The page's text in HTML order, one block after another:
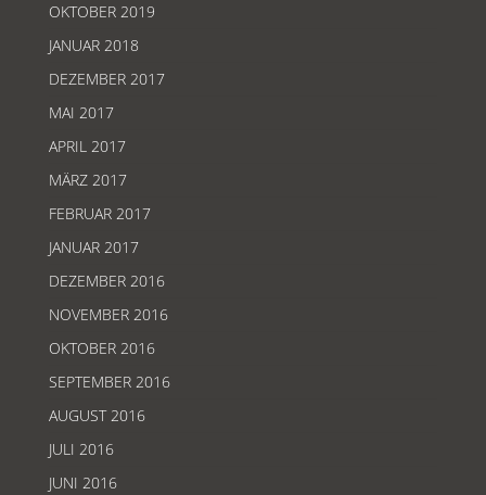
OKTOBER 2019
JANUAR 2018
DEZEMBER 2017
MAI 2017
APRIL 2017
MÄRZ 2017
FEBRUAR 2017
JANUAR 2017
DEZEMBER 2016
NOVEMBER 2016
OKTOBER 2016
SEPTEMBER 2016
AUGUST 2016
JULI 2016
JUNI 2016